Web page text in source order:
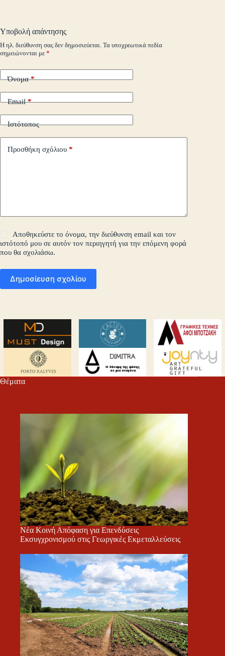
m
pp
εί
Υποβολή απάντησης
Η ηλ. διεύθυνση σας δεν δημοσιεύεται. Τα υποχρεωτικά πεδία
σημειώνονται με *
Όνομα*
Email*
Ιστότοπος
Προσθήκη σχόλιου *
Αποθηκεύστε το όνομα, την διεύθυνση email και τον
ιστότοπό μου σε αυτόν τον περιηγητή για την επόμενη φορά
που θα σχολιάσω.
Δημοσίευση σχολίου
Θέματα
Νέα Κοινή Απόφαση για Επενδύσεις
Εκσυγχρονισμού στις Γεωργικές Εκμεταλλεύσεις